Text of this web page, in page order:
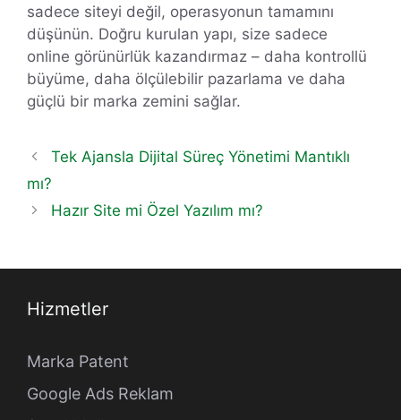
sadece siteyi değil, operasyonun tamamını
düşünün. Doğru kurulan yapı, size sadece
online görünürlük kazandırmaz – daha kontrollü
büyüme, daha ölçülebilir pazarlama ve daha
güçlü bir marka zemini sağlar.
Tek Ajansla Dijital Süreç Yönetimi Mantıklı
mı?
Hazır Site mi Özel Yazılım mı?
Hizmetler
Marka Patent
Google Ads Reklam